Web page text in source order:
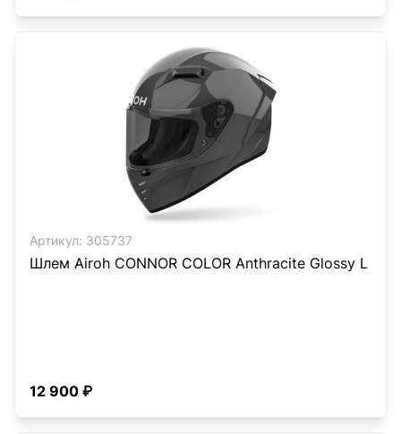
Артикул: 305737
Шлем Airoh CONNOR COLOR Anthracite Glossy L
12 900 ₽